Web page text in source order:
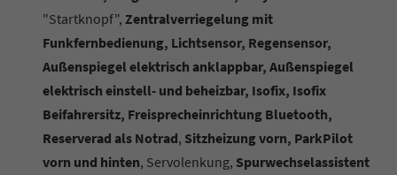
"Startknopf", Zentralverriegelung mit
Funkfernbedienung, Lichtsensor, Regensensor,
Außenspiegel elektrisch anklappbar, Außenspiegel
elektrisch einstell- und beheizbar, Isofix, Isofix
Beifahrersitz, Freisprecheinrichtung Bluetooth,
Reserverad als Notrad, Sitzheizung vorn, ParkPilot
vorn und hinten, Servolenkung, Spurwechselassistent